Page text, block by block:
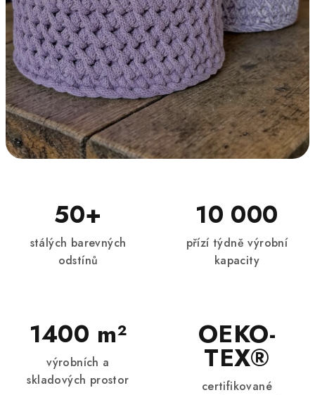
Proč zákaznice milují
příze Woody?
na první dotek.
50+
stálých barevných
odstínů
10 000
přízí týdně výrobní
kapacity
1400 m²
výrobních a
skladových prostor
OEKO-
TEX®
certifikované